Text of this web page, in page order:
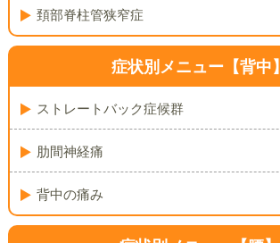
頚部脊柱管狭窄症
症状別メニュー【背中】
ストレートバック症候群
肋間神経痛
背中の痛み